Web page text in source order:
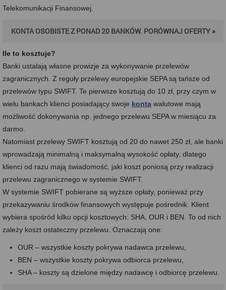
Telekomunikacji Finansowej.
KONTA OSOBISTE Z PONAD 20 BANKÓW. PORÓWNAJ OFERTY »
Ile to kosztuje?
Banki ustalają własne prowizje za wykonywanie przelewów
zagranicznych. Z reguły przelewy europejskie SEPA są tańsze od
przelewów typu SWIFT. Te pierwsze kosztują do 10 zł, przy czym w
wielu bankach klienci posiadający swoje konta walutowe mają
możliwość dokonywania np. jednego przelewu SEPA w miesiącu za
darmo.
Natomiast przelewy SWIFT kosztują od 20 do nawet 250 zł, ale banki
wprowadzają minimalną i maksymalną wysokość opłaty, dlatego
klienci od razu mają świadomość, jaki koszt poniosą przy realizacji
przelewu zagranicznego w systemie SWIFT.
W systemie SWIFT pobierane są wyższe opłaty, ponieważ przy
przekazywaniu środków finansowych występuje pośrednik. Klient
wybiera spośród kilku opcji kosztowych: SHA, OUR i BEN. To od nich
zależy koszt ostateczny przelewu. Oznaczają one:
OUR – wszystkie koszty pokrywa nadawca przelewu,
BEN – wszystkie koszty pokrywa odbiorca przelewu,
SHA – koszty są dzielone między nadawcę i odbiorcę przelewu.